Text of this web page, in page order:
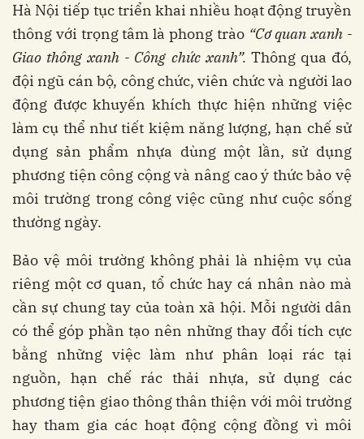
Hà Nội tiếp tục triển khai nhiều hoạt động truyền
thông với trọng tâm là phong trào “Cơ quan xanh -
Giao thông xanh - Công chức xanh”. Thông qua đó,
đội ngũ cán bộ, công chức, viên chức và người lao
động được khuyến khích thực hiện những việc
làm cụ thể như tiết kiệm năng lượng, hạn chế sử
dụng sản phẩm nhựa dùng một lần, sử dụng
phương tiện công cộng và nâng cao ý thức bảo vệ
môi trường trong công việc cũng như cuộc sống
thường ngày.
Bảo vệ môi trường không phải là nhiệm vụ của
riêng một cơ quan, tổ chức hay cá nhân nào mà
cần sự chung tay của toàn xã hội. Mỗi người dân
có thể góp phần tạo nên những thay đổi tích cực
bằng những việc làm như phân loại rác tại
nguồn, hạn chế rác thải nhựa, sử dụng các
phương tiện giao thông thân thiện với môi trường
hay tham gia các hoạt động cộng đồng vì môi